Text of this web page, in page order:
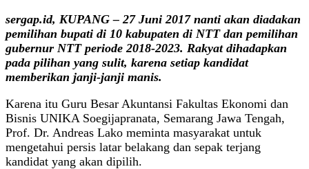
sergap.id, KUPANG – 27 Juni 2017 nanti akan diadakan
pemilihan bupati di 10 kabupaten di NTT dan pemilihan
gubernur NTT periode 2018-2023. Rakyat dihadapkan
pada pilihan yang sulit, karena setiap kandidat
memberikan janji-janji manis.
Karena itu Guru Besar Akuntansi Fakultas Ekonomi dan
Bisnis UNIKA Soegijapranata, Semarang Jawa Tengah,
Prof. Dr. Andreas Lako meminta masyarakat untuk
mengetahui persis latar belakang dan sepak terjang
kandidat yang akan dipilih.